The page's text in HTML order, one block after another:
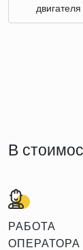
двигателя
В
РАБОТА
ОПЕРАТОРА